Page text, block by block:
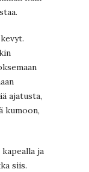
ajatusta,
kumoon,
ja
siis.